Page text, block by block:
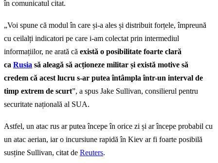
în comunicatul citat.
„Voi spune că modul în care și-a ales și distribuit forțele, împreună
cu ceilalți indicatori pe care i-am colectat prin intermediul
informațiilor, ne arată că există o posibilitate foarte clară
ca Rusia să aleagă să acționeze militar și există motive să
credem că acest lucru s-ar putea întâmpla într-un interval de
timp extrem de scurt”, a spus Jake Sullivan, consilierul pentru
securitate națională al SUA.
Astfel, un atac rus ar putea începe în orice zi și ar începe probabil cu
un atac aerian, iar o incursiune rapidă în Kiev ar fi foarte posibilă
susține Sullivan, citat de Reuters.